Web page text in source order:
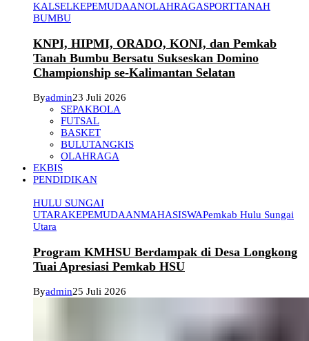
KALSELKEPEMUDAANOLAHRAGASPORTTANAH
BUMBU
KNPI, HIPMI, ORADO, KONI, dan Pemkab
Tanah Bumbu Bersatu Sukseskan Domino
Championship se-Kalimantan Selatan
Byadmin23 Juli 2026
SEPAKBOLA
FUTSAL
BASKET
BULUTANGKIS
OLAHRAGA
EKBIS
PENDIDIKAN
HULU SUNGAI
UTARAKEPEMUDAANMAHASISWAPemkab Hulu Sungai
Utara
Program KMHSU Berdampak di Desa Longkong
Tuai Apresiasi Pemkab HSU
Byadmin25 Juli 2026